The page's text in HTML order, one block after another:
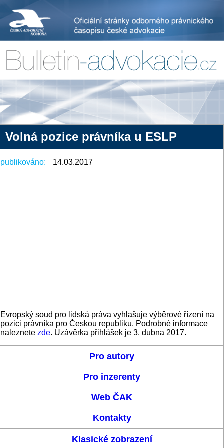
Volná pozice právníka u ESLP
publikováno: 14.03.2017
Evropský soud pro lidská práva vyhlašuje výběrové řízení na
pozici právníka pro Českou republiku. Podrobné informace
naleznete zde. Uzávěrka přihlášek je 3. dubna 2017.
Pro autory
Pro inzerenty
Web ČAK
Kontakty
Klasické zobrazení